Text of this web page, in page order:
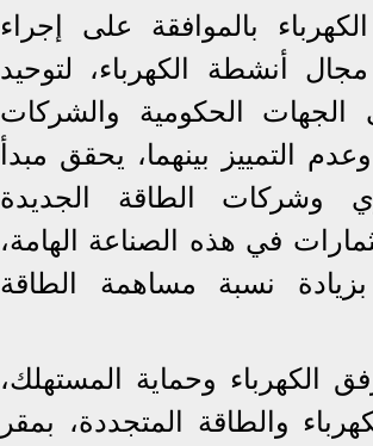
بالموافقة على إجراء
أنشطة الكهرباء، لتوحيد
الجهات الحكومية والشركات
التمييز بينهما، يحقق مبدأ
وشركات الطاقة الجديدة
في هذه الصناعة الهامة،
نسبة مساهمة الطاقة
الكهرباء وحماية المستهلك،
والطاقة المتجددة، بمقر